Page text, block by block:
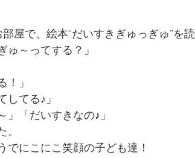
屋で、絵本“だいすきぎゅっぎゅ”を読
ゅ～ってする？」
！」
してる♪」
」「だいすきなの♪」
でにこにこ笑顔の子ども達！